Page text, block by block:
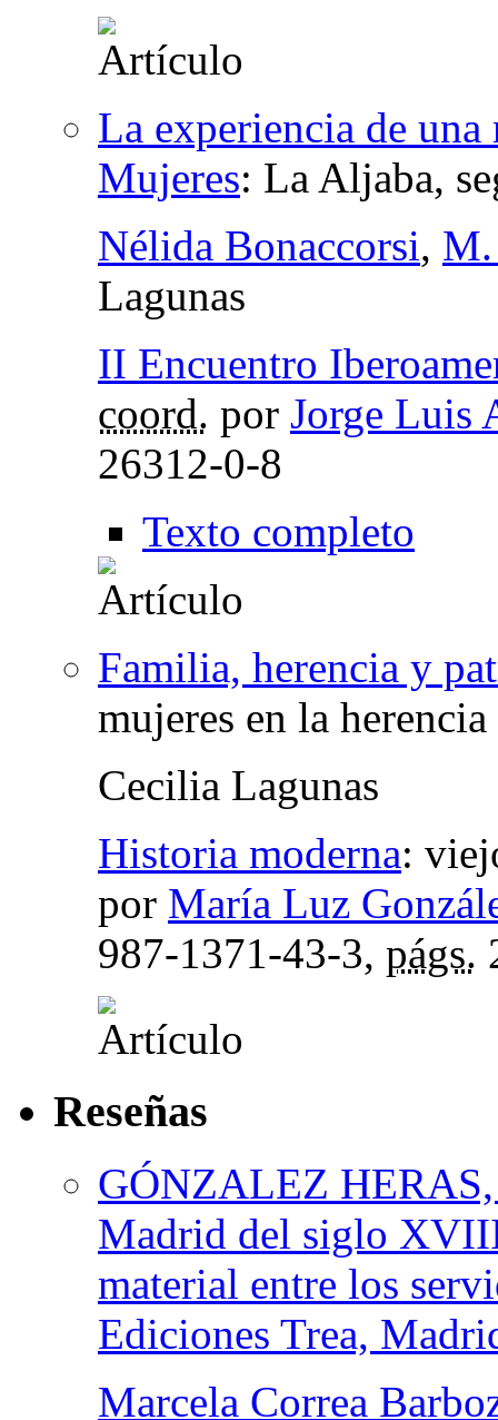
La experiencia de
Mujeres: La Aljaba,
Nélida Bonaccorsi,
Lagunas
II Encuentro
coord. por Jorge Luis
26312-0-8
Texto completo
Familia, herencia y
mujeres en la
Cecilia Lagunas
Historia moderna:
por María Luz
987-1371-43-3, págs.
Reseñas
GÓNZALEZ
Madrid del siglo
material entre los
Ediciones Trea,
Marcela Correa